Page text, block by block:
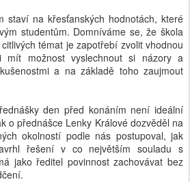
staví na křesťanských hodnotách, které
studentům. Domníváme se, že škola
témat je zapotřebí zvolit vhodnou
mít možnost vyslechnout si názory a
a na základě toho zaujmout
den před konáním není ideální
o přednášce Lenky Králové dozvěděl na
okolností podle nás postupoval, jak
řešení v co největším souladu s
jako ředitel povinnost zachovávat bez